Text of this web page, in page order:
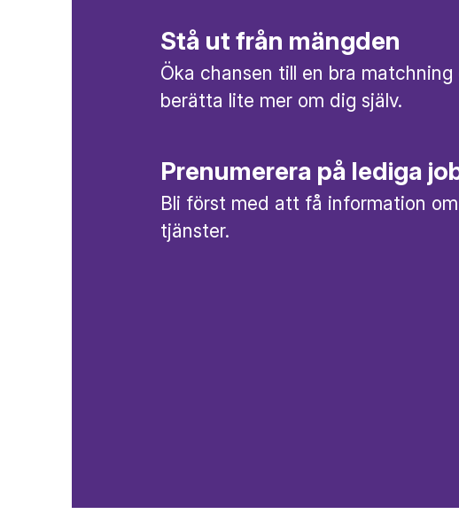
Stå ut från mängden
Öka chansen till en bra
berätta lite mer om dig själv.
Prenumerera på lediga
Bli först med att få information
tjänster.